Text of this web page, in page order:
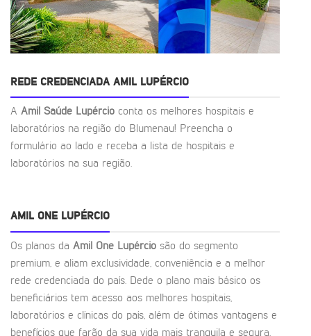
REDE CREDENCIADA AMIL LUPÉRCIO
A Amil Saúde Lupércio conta os melhores hospitais e
laboratórios na região do Blumenau! Preencha o
formulário ao lado e receba a lista de hospitais e
laboratórios na sua região.
AMIL ONE LUPÉRCIO
Os planos da Amil One Lupércio são do segmento
premium, e aliam exclusividade, conveniência e a melhor
rede credenciada do país. Dede o plano mais básico os
beneficiários tem acesso aos melhores hospitais,
laboratórios e clínicas do país, além de ótimas vantagens e
benefícios que farão da sua vida mais tranquila e segura.